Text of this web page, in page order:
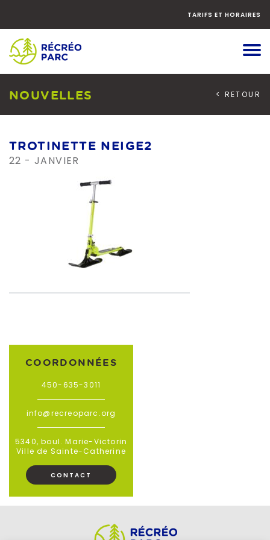
vers
bas
TARIFS ET HORAIRES
NOUVELLES < RETOUR
TROTINETTE NEIGE2
22 - JANVIER
COORDONNÉES
450-635-3011
info@recreoparc.org
5340, boul. Marie-Victorin
Ville de Sainte-Catherine
CONTACT